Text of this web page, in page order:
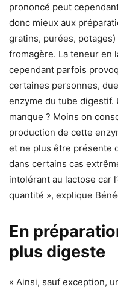
prononcé peut
donc mieux aux
gratins, purées, potages)
fromagère. La teneur en
cependant parfois
certaines personnes,
enzyme du tube digestif.
manque ? Moins on
production de cette
et ne plus être présente
dans certains cas
intolérant au lactose car
quantité », explique
En
plus digeste
« Ainsi, sauf exception,